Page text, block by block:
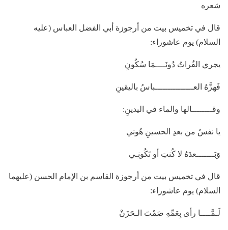
شعره
قال في تخميس بيت من أرجوزة أبي الفضل العباس (عليه
السلام) يوم عاشوراء:
يجري الفُراتُ دُونَــــمَا سُكُونِ
فَهزَّهُ العـــــــــــــــباسُ باليقينِ
وقــــــــالها والماء في اليدينِ:
يا نفسُ من بعدِ الحسينِ هُوني
وَبَـــــــعدَهُ لا كُنتِ أو تَكُونِـي
قال في تخميس بيت من أرجوزة القاسم بن الإمام الحسن (عليهما
السلام) يوم عاشوراء:
لَـمَّــــا رأى بِعَمِّهِ صَمْتَ الـحَزَنْ